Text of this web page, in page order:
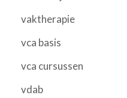
vaktherapie
vca basis
vca cursussen
vdab